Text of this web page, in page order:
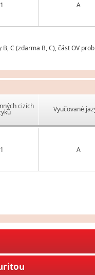
1 A
C (zdarma B, C), část OV
cizích Vyučované
1 A